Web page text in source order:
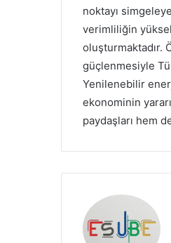
noktayı
verimliliğin
oluşturmaktadır.
güçlenmesiyle
Yenilenebilir
ekonominin
paydaşları hem